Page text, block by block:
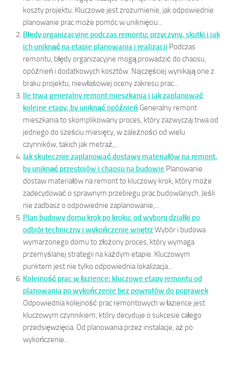
koszty projektu. Kluczowe jest zrozumienie, jak odpowiednie
planowanie prac może pomóc w uniknięciu...
Błędy organizacyjne podczas remontu: przyczyny, skutki i jak
ich uniknąć na etapie planowania i realizacji Podczas
remontu, błędy organizacyjne mogą prowadzić do chaosu,
opóźnień i dodatkowych kosztów. Najczęściej wynikają one z
braku projektu, niewłaściwej oceny zakresu prac...
Ile trwa generalny remont mieszkania i jak zaplanować
kolejne etapy, by uniknąć opóźnień Generalny remont
mieszkania to skomplikowany proces, który zazwyczaj trwa od
jednego do sześciu miesięcy, w zależności od wielu
czynników, takich jak metraż,...
Jak skutecznie zaplanować dostawy materiałów na remont,
by uniknąć przestojów i chaosu na budowie Planowanie
dostaw materiałów na remont to kluczowy krok, który może
zadecydować o sprawnym przebiegu prac budowlanych. Jeśli
nie zadbasz o odpowiednie zaplanowanie,...
Plan budowy domu krok po kroku: od wyboru działki po
odbiór techniczny i wykończenie wnętrzWybór i budowa
wymarzonego domu to złożony proces, który wymaga
przemyślanej strategii na każdym etapie. Kluczowym
punktem jest nie tylko odpowiednia lokalizacja...
Kolejność prac w łazience: kluczowe etapy remontu od
planowania po wykończenie bez powrotów do poprawek
Odpowiednia kolejność prac remontowych w łazience jest
kluczowym czynnikiem, który decyduje o sukcesie całego
przedsięwzięcia. Od planowania przez instalacje, aż po
wykończenie...